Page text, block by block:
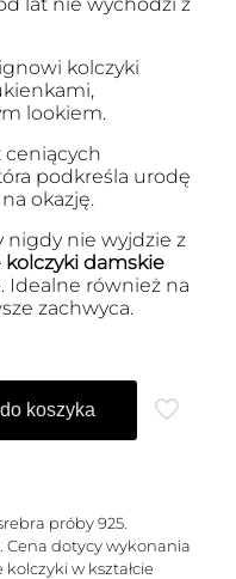
lat nie wychodzi z
kolczyki
lookiem.
ceniących
podkreśla urodę
okazję.
nigdy nie wyjdzie z
damskie
Idealne również na
zachwyca.
koszyka
próby 925.
Cena dotycy wykonania
w kształcie